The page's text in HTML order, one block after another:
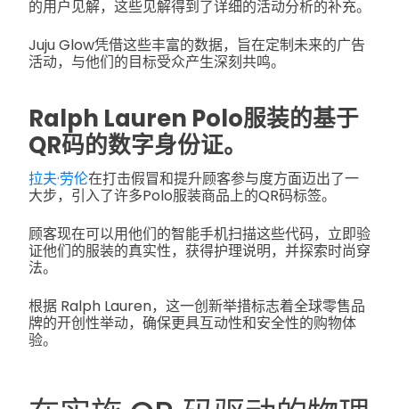
的用户见解，这些见解得到了详细的活动分析的补充。
Juju Glow凭借这些丰富的数据，旨在定制未来的广告
活动，与他们的目标受众产生深刻共鸣。
Ralph Lauren Polo服装的基于
QR码的数字身份证。
拉夫·劳伦在打击假冒和提升顾客参与度方面迈出了一
大步，引入了许多Polo服装商品上的QR码标签。
顾客现在可以用他们的智能手机扫描这些代码，立即验
证他们的服装的真实性，获得护理说明，并探索时尚穿
法。
根据 Ralph Lauren，这一创新举措标志着全球零售品
牌的开创性举动，确保更具互动性和安全性的购物体
验。